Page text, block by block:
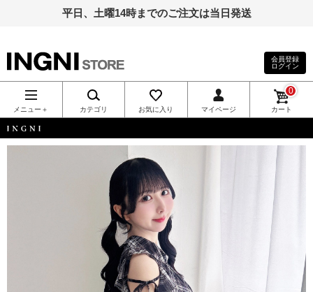
平日、土曜14時までのご注文は当日発送
INGNI（イン
グ）公式通
販｜INGNI
会員登録
ログイン
メニュー＋ カテゴリ お気に入り マイページ カート
0
INGNI